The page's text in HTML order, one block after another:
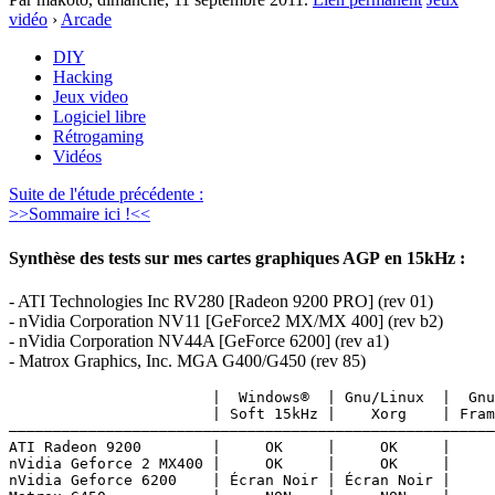
vidéo › Arcade
DIY
Hacking
Jeux video
Logiciel libre
Rétrogaming
Vidéos
Suite de l'étude précédente :
>>Sommaire ici !<<
Synthèse des tests sur mes cartes graphiques AGP en 15kHz :
- ATI Technologies Inc RV280 [Radeon 9200 PRO] (rev 01)
- nVidia Corporation NV11 [GeForce2 MX/MX 400] (rev b2)
- nVidia Corporation NV44A [GeForce 6200] (rev a1)
- Matrox Graphics, Inc. MGA G400/G450 (rev 85)
|  Windows®  | Gnu/Linux  |
| Soft 15kHz |    Xorg    |
ATI Radeon 9200        |     OK     |     OK     |
nVidia Geforce 2 MX400 |     OK     |     OK     |
nVidia Geforce 6200    | Écran Noir | Écran Noir |